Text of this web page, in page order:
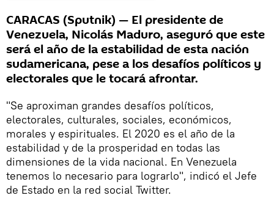
CARACAS (Sputnik) — El presidente de
Venezuela, Nicolás Maduro, aseguró que este
será el año de la estabilidad de esta nación
sudamericana, pese a los desafíos políticos y
electorales que le tocará afrontar.
"Se aproximan grandes desafíos políticos,
electorales, culturales, sociales, económicos,
morales y espirituales. El 2020 es el año de la
estabilidad y de la prosperidad en todas las
dimensiones de la vida nacional. En Venezuela
tenemos lo necesario para lograrlo", indicó el Jefe
de Estado en la red social Twitter.